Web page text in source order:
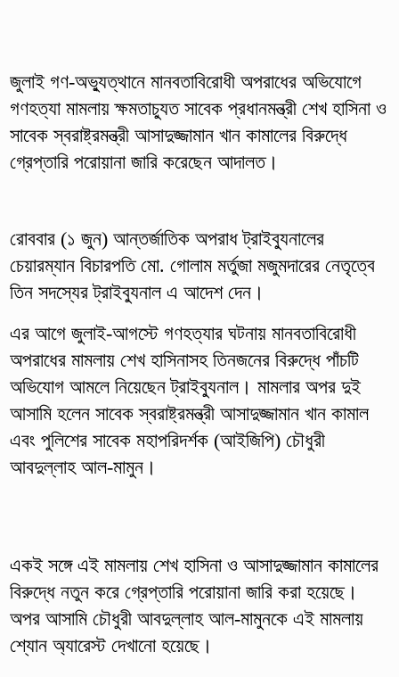
জুলাই গণ-অভ্যুত্থানে মানবতাবিরোধী অপরাধের অভিযোগে
গণহত্যা মামলায় ক্ষমতাচ্যুত সাবেক প্রধানমন্ত্রী শেখ হাসিনা ও
সাবেক স্বরাষ্ট্রমন্ত্রী আসাদুজ্জামান খান কামালের বিরুদ্ধে
গ্রেপ্তারি পরোয়ানা জারি করেছেন আদালত।
রোববার (১ জুন) আন্তর্জাতিক অপরাধ ট্রাইব্যুনালের
চেয়ারম্যান বিচারপতি মো. গোলাম মর্তুজা মজুমদারের নেতৃত্বে
তিন সদস্যের ট্রাইব্যুনাল এ আদেশ দেন।
এর আগে জুলাই-আগস্টে গণহত্যার ঘটনায় মানবতাবিরোধী
অপরাধের মামলায় শেখ হাসিনাসহ তিনজনের বিরুদ্ধে পাঁচটি
অভিযোগ আমলে নিয়েছেন ট্রাইব্যুনাল। মামলার অপর দুই
আসামি হলেন সাবেক স্বরাষ্ট্রমন্ত্রী আসাদুজ্জামান খান কামাল
এবং পুলিশের সাবেক মহাপরিদর্শক (আইজিপি) চৌধুরী
আবদুল্লাহ আল-মামুন।
একই সঙ্গে এই মামলায় শেখ হাসিনা ও আসাদুজ্জামান কামালের
বিরুদ্ধে নতুন করে গ্রেপ্তারি পরোয়ানা জারি করা হয়েছে।
অপর আসামি চৌধুরী আবদুল্লাহ আল-মামুনকে এই মামলায়
শ্যোন অ্যারেস্ট দেখানো হয়েছে।